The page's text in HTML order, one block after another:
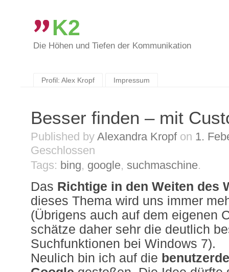
K2
Die Höhen und Tiefen der Kommunikation
Profil: Alex Kropf
Impressum
Besser finden – mit
Published by Alexandra Kropf on 1.
Geschlossen
Tags: bing, google, suchmaschine.
Das Richtige in den Weiten des
dieses Thema wird uns immer
(Übrigens auch auf dem eigenen
schätze daher sehr die deutlich
Suchfunktionen bei Windows 7).
Neulich bin ich auf die